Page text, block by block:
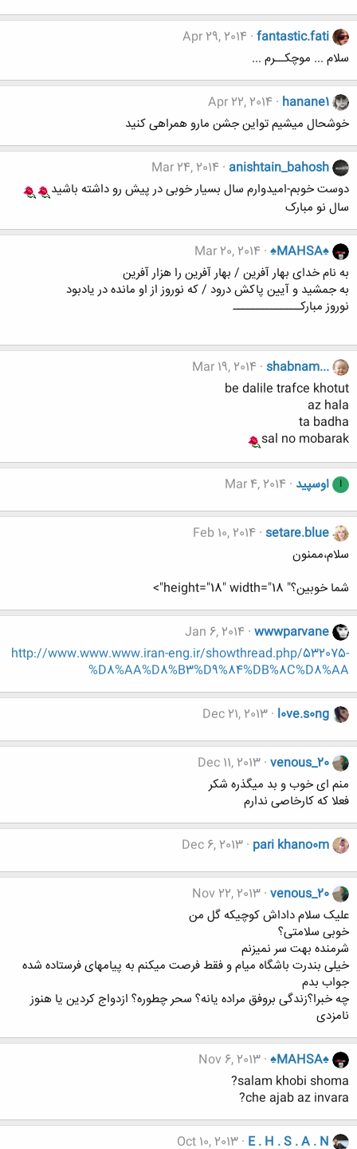
fantastic.fati
Apr 29, 2014
سلام ... موچکــرم ...
hanane1
Apr 22, 2014
خوشحال میشیم تواین جشن مارو همراهی کنید
anishtain_bahosh
Mar 24, 2014
دوست خوبم-امیدوارم سال بسیار خوبی در پیش رو داشته باشید
سال نو مبارک
♠MAHSA♠
Mar 20, 2014
به نام خدای بهار آفرین / بهار آفرین را هزار آفرین
به جمشید و آیین پاکش درود / که نوروز از او مانده در یادبود
نوروز مبارکــــــــــــــ
shabnam...
Mar 19, 2014
be dalile trafce khotut
az hala
ta badha
sal no mobarak
ا اوسپید Mar 4, 2014
setare.blue
Feb 10, 2014
سلام،ممنون
شما خوبین؟" height="18" width="18">
wwwparvane
Jan 6, 2014
http://www.www.www.iran-eng.ir/showthread.php/532075-
%D8%AA%D8%B3%D9%84%DB%8C%D8%AA
l0ve.s0ng
Dec 21, 2013
venous_20
Dec 11, 2013
منم ای خوب و بد میگذره شکر
فعلا که کارخاصی ندارم
pari khano0m
Dec 6, 2013
venous_20
Nov 22, 2013
علیک سلام داداش کوچیکه گل من
خوبی سلامتی؟
شرمنده بهت سر نمیزنم
خیلی بندرت باشگاه میام و فقط فرصت میکنم به پیامهای فرستاده شده
جواب بدم
چه خبرا؟زندگی بروفق مراده یانه؟ سحر چطوره؟ ازدواج کردین یا هنوز
نامزدی
♠MAHSA♠
Nov 6, 2013
salam khobi shoma?
che ajab az invara?
E . H . S . A . N
Oct 10, 2013